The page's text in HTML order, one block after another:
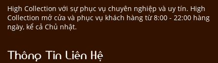
High Collection với sự phục vụ chuyên nghiệp và uy tín. High
Collection mở cửa và phục vụ khách hàng từ 8:00 - 22:00 hàng
ngày, kể cả Chủ nhật.
Thông Tin Liên Hệ